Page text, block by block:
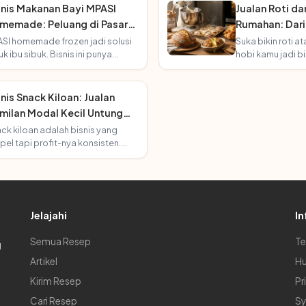
Makanan Bayi MPASI
Peluang di Pasar
Terus Tumbuh
homemade frozen jadi solusi
ibu sibuk. Bisnis ini punya
yang loyal dan terus
seiring angka kelahiran!
Jualan Roti
Rumahan:
Penghasilan
Suka bikin roti
hobi kamu jadi
menghasilkan!
Snack Kiloan: Jualan
Modal Kecil Untung
kiloan adalah bisnis yang
tapi profit-nya konsisten.
untuk pemula yang mau mulai
Jelajahi
Semua Resep
Artikel
Kirim Resep
Cari Resep